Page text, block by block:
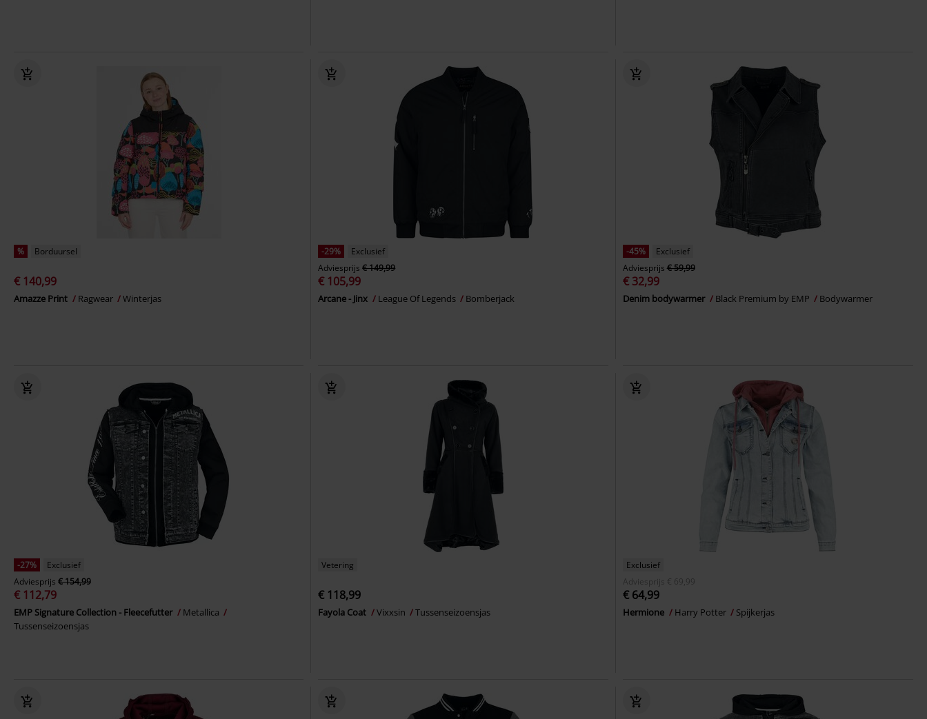
% Borduursel
€ 140,99
Amazze Print Ragwear Winterjas
-29%
Exclusief
Adviesprijs € 149,99
€ 105,99
Arcane - Jinx League Of Legends Bomberjack
-45%
Exclusief
Adviesprijs € 59,99
€ 32,99
Denim bodywarmer Black Premium by EMP Bodywarmer
-27%
Exclusief
Adviesprijs € 154,99
€ 112,79
EMP Signature Collection - Fleecefutter
Metallica
Tussenseizoensjas
Vetering
€ 118,99
Fayola Coat Vixxsin Tussenseizoensjas
Exclusief
Adviesprijs
€ 69,99
€ 64,99
Hermione Harry Potter Spijkerjas